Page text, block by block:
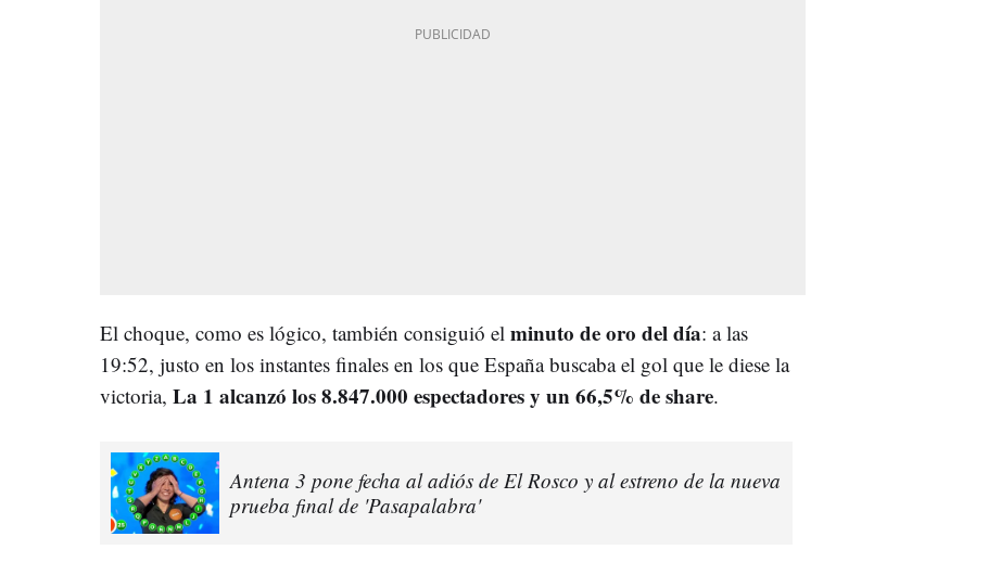
El choque, como es lógico, también consiguió el minuto de oro del día: a las
19:52, justo en los instantes finales en los que España buscaba el gol que le diese la
victoria, La 1 alcanzó los 8.847.000 espectadores y un 66,5% de share.
Antena 3 pone fecha al adiós de El Rosco y al estreno de la nueva
prueba final de 'Pasapalabra'